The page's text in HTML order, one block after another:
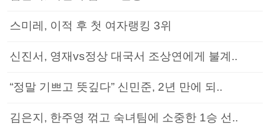
스미레, 이적 후 첫 여자랭킹 3위
신진서, 영재vs정상 대국서 조상연에게 불계..
“정말 기쁘고 뜻깊다” 신민준, 2년 만에 되..
김은지, 한주영 꺾고 숙녀팀에 소중한 1승 선..